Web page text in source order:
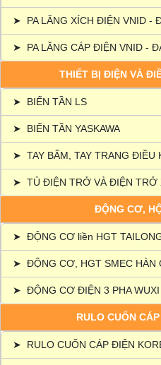
➤ PA LĂNG XÍCH ĐIỆN VNID -
➤ PA LĂNG CÁP ĐIỆN VNID -
THIẾT BỊ ĐIỆN VÀ
➤ BIẾN TẦN LS
➤ BIẾN TẦN YASKAWA
➤ TAY BẤM, TAY TRANG ĐIỀU
➤ TỦ ĐIỆN TRỞ VÀ ĐIỆN TRỞ
ĐỘNG CƠ,
➤ ĐỘNG CƠ liền HGT
➤ ĐỘNG CƠ, HGT SMEC HÀN
➤ ĐỘNG CƠ ĐIỆN 3 PHA WUXI
RULO CUỐN
➤ RULO CUỐN CÁP ĐIỆN